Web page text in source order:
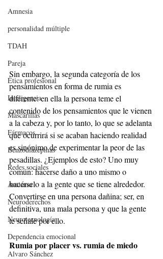
Amnesia
personalidad múltiple
TDAH
Pareja
Ética profesional
Inteligencia
Mascarillas
Fármacos
Benzodiazepinas
Redes sociales
Autismo
Neuroderechos
Neurotecnología
Dependencia emocional
Alvaro Sánchez
Sin embargo, la segunda categoría de los
pensamientos en forma de rumia es
diferente: en ella la persona teme el
contenido de los pensamientos que le vienen
a la cabeza y, por lo tanto, lo que se adelanta
que ocurrirá si se acaban haciendo realidad
es sinónimo de experimentar la peor de las
pesadillas. ¿Ejemplos de esto? Uno muy
común: hacerse daño a uno mismo o
hacérselo a la gente que se tiene alrededor.
Convertirse en una persona dañina; ser, en
definitiva, una mala persona y que la gente
te señale por ello.
Rumia por placer vs. rumia de miedo